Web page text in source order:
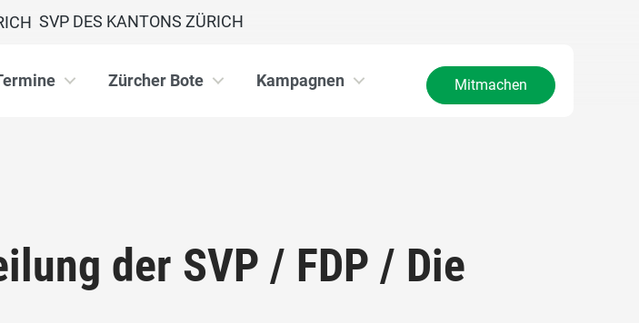
SVP DES KANTONS ZÜRICH
Zürcher Bote Kampagnen Mitmachen
der SVP / FDP / Die